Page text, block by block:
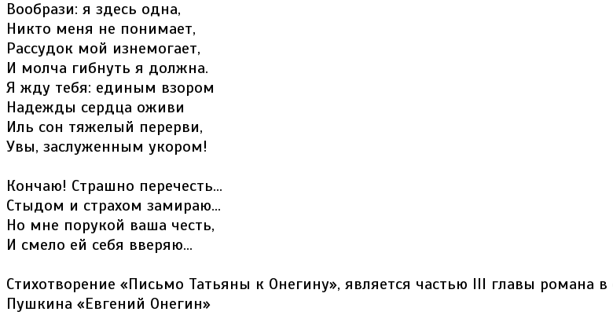
Вообрази: я здесь одна,
Никто меня не понимает,
Рассудок мой изнемогает,
И молча гибнуть я должна.
Я жду тебя: единым взором
Надежды сердца оживи
Иль сон тяжелый перерви,
Увы, заслуженным укором!
Кончаю! Страшно перечесть...
Стыдом и страхом замираю...
Но мне порукой ваша честь,
И смело ей себя вверяю...
Стихотворение «Письмо Татьяны к Онегину», является частью III главы романа в
Пушкина «Евгений Онегин»